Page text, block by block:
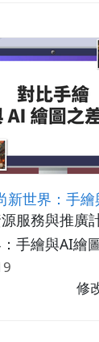
世界：手繪與AI繪圖大
服務與推廣
手繪與AI繪
修